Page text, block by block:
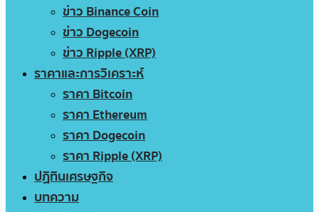
ข่าว Binance Coin
ข่าว Dogecoin
ข่าว Ripple (XRP)
ราคาและการวิเคราะห์
ราคา Bitcoin
ราคา Ethereum
ราคา Dogecoin
ราคา Ripple (XRP)
ปฏิทินเศรษฐกิจ
บทความ